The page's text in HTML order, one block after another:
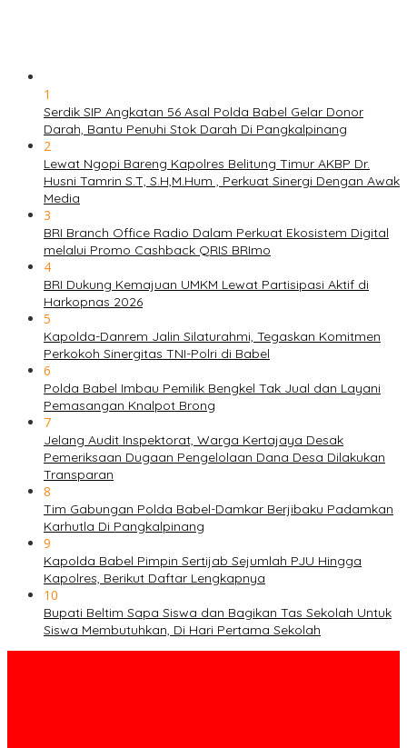
1
Serdik SIP Angkatan 56 Asal Polda Babel Gelar Donor
Darah, Bantu Penuhi Stok Darah Di Pangkalpinang
2
Lewat Ngopi Bareng Kapolres Belitung Timur AKBP Dr.
Husni Tamrin S.T, S.H,M.Hum , Perkuat Sinergi Dengan Awak
Media
3
BRI Branch Office Radio Dalam Perkuat Ekosistem Digital
melalui Promo Cashback QRIS BRImo
4
BRI Dukung Kemajuan UMKM Lewat Partisipasi Aktif di
Harkopnas 2026
5
Kapolda-Danrem Jalin Silaturahmi, Tegaskan Komitmen
Perkokoh Sinergitas TNI-Polri di Babel
6
Polda Babel Imbau Pemilik Bengkel Tak Jual dan Layani
Pemasangan Knalpot Brong
7
Jelang Audit Inspektorat, Warga Kertajaya Desak
Pemeriksaan Dugaan Pengelolaan Dana Desa Dilakukan
Transparan
8
Tim Gabungan Polda Babel-Damkar Berjibaku Padamkan
Karhutla Di Pangkalpinang
9
Kapolda Babel Pimpin Sertijab Sejumlah PJU Hingga
Kapolres, Berikut Daftar Lengkapnya
10
Bupati Beltim Sapa Siswa dan Bagikan Tas Sekolah Untuk
Siswa Membutuhkan, Di Hari Pertama Sekolah